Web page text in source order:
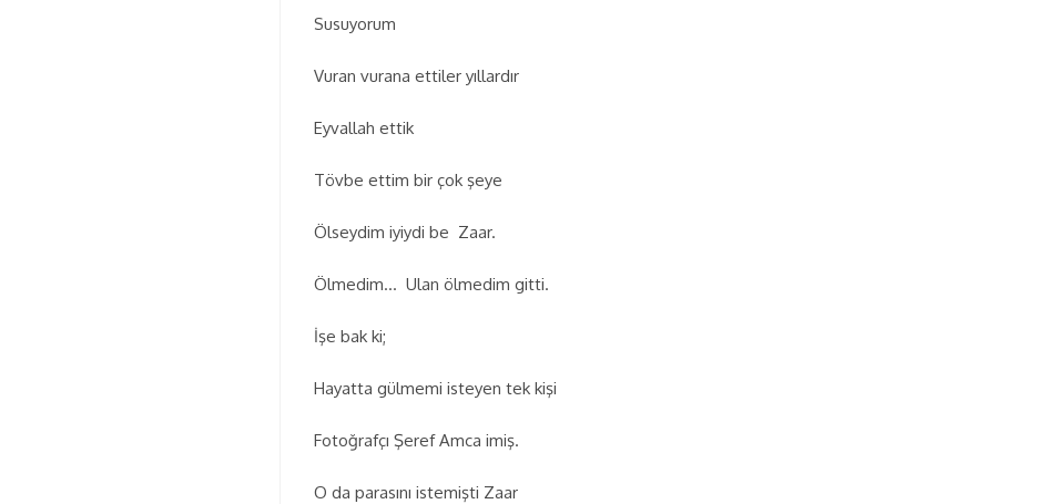
Susuyorum
Vuran vurana ettiler yıllardır
Eyvallah ettik
Tövbe ettim bir çok şeye
Ölseydim iyiydi be Zaar.
Ölmedim… Ulan ölmedim gitti.
İşe bak ki;
Hayatta gülmemi isteyen tek kişi
Fotoğrafçı Şeref Amca imiş.
O da parasını istemişti Zaar